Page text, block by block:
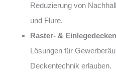
Reduzierung von
und Flure.
Raster- &
Lösungen für
Deckentechnik erlauben.